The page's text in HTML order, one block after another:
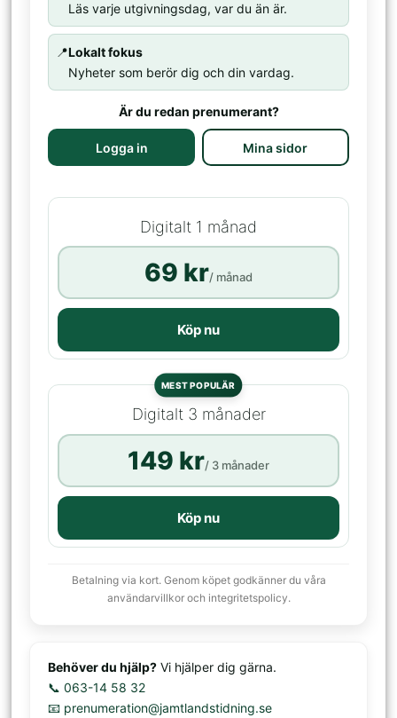
Läs varje utgivningsdag, var du än är.
📍Lokalt fokus
Nyheter som berör dig och din vardag.
Är du redan prenumerant?
Logga in Mina sidor
Digitalt 1 månad
69 kr/ månad
Köp nu
MEST POPULÄR
Digitalt 3 månader
149 kr/ 3 månader
Köp nu
Betalning via kort. Genom köpet godkänner du våra
användarvillkor och integritetspolicy.
Behöver du hjälp? Vi hjälper dig gärna.
📞 063-14 58 32
📧 prenumeration@jamtlandstidning.se